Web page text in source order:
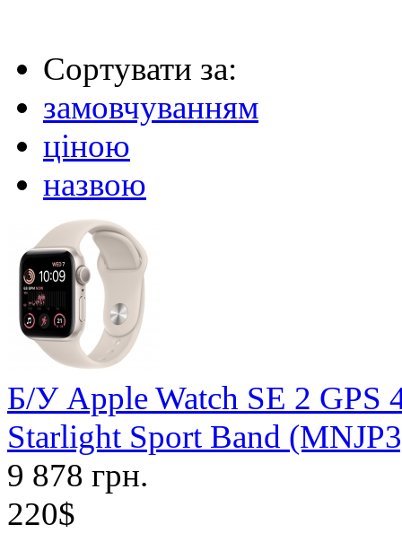
Сортувати за:
замовчуванням
ціною
назвою
Б/У Apple Watch SE 2 GPS
Starlight Sport Band
9 878 грн.
220$